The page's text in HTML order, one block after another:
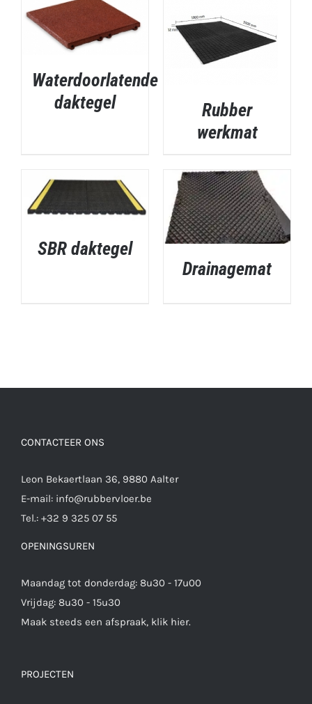
Waterdoorlatende
daktegel
DETAILS
Rubber
werkmat
DETAILS
SBR daktegel
Drainagemat
CONTACTEER ONS
Leon Bekaertlaan 36, 9880 Aalter
E-mail: info@rubbervloer.be
Tel.: +32 9 325 07 55
OPENINGSUREN
Maandag tot donderdag: 8u30 - 17u00
Vrijdag: 8u30 - 15u30
Maak steeds een afspraak, klik hier.
PROJECTEN